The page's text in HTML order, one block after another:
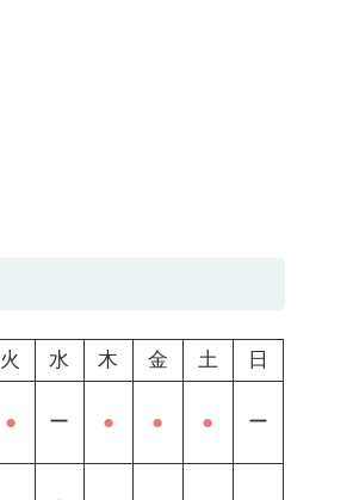
火 水 木 金 土 日
● ー ● ● ● ー